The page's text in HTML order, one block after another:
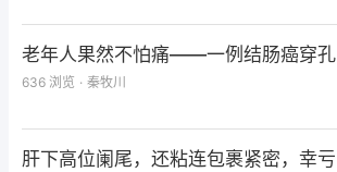
图1-1：例一腹壁形态
老年人果然不怕痛——一例结肠癌穿孔
636 浏览 · 秦牧川
肝下高位阑尾，还粘连包裹紧密，幸亏